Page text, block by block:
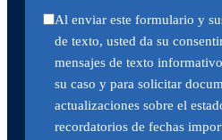
Al enviar este formulario y
de texto, usted da su
mensajes de texto
su caso y para solicitar
actualizaciones sobre el
recordatorios de fechas